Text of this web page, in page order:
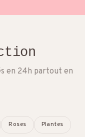
en 24h partout en
Roses Plantes